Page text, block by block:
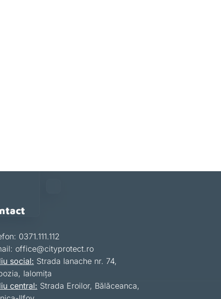
0371.111.112
office@cityprotect.ro
social: Strada Ianache nr. 74,
Ialomița
central: Strada Eroilor, Bălăceanca,